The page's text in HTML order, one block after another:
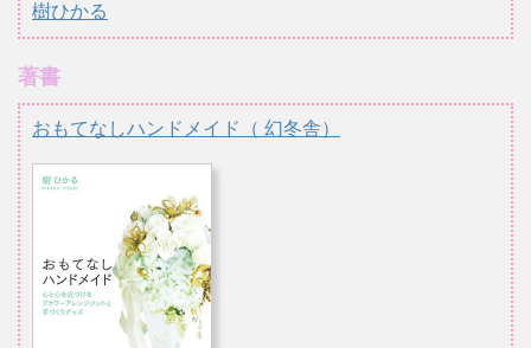
樹ひかる
著書
おもてなしハンドメイド（ 幻冬舎）